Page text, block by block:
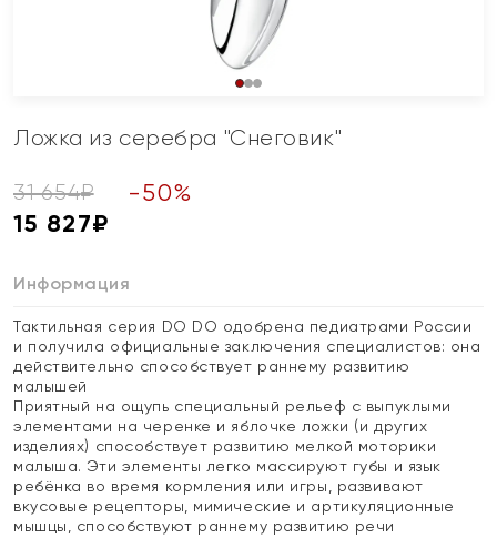
Ложка из серебра "Снеговик"
31 654₽ -50%
15 827₽
Информация
Тактильная серия DO DO одобрена педиатрами России
и получила официальные заключения специалистов: она
действительно способствует раннему развитию
малышей
Приятный на ощупь специальный рельеф с выпуклыми
элементами на черенке и яблочке ложки (и других
изделиях) способствует развитию мелкой моторики
малыша. Эти элементы легко массируют губы и язык
ребёнка во время кормления или игры, развивают
вкусовые рецепторы, мимические и артикуляционные
мышцы, способствуют раннему развитию речи